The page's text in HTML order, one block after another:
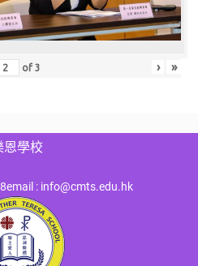
of3 › »
恩學校
email : info@cmts.edu.hk